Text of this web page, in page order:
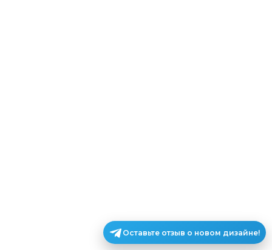
Оставьте отзыв о новом дизайне!